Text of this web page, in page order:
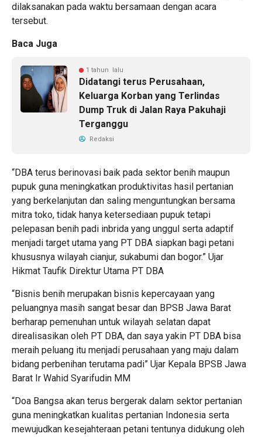
dilaksanakan pada waktu bersamaan dengan acara
tersebut.
Baca Juga
1 tahun lalu
Didatangi terus Perusahaan,
Keluarga Korban yang Terlindas
Dump Truk di Jalan Raya Pakuhaji
Terganggu
Redaksi
“DBA terus berinovasi baik pada sektor benih maupun
pupuk guna meningkatkan produktivitas hasil pertanian
yang berkelanjutan dan saling menguntungkan bersama
mitra toko, tidak hanya ketersediaan pupuk tetapi
pelepasan benih padi inbrida yang unggul serta adaptif
menjadi target utama yang PT DBA siapkan bagi petani
khususnya wilayah cianjur, sukabumi dan bogor.” Ujar
Hikmat Taufik Direktur Utama PT DBA
“Bisnis benih merupakan bisnis kepercayaan yang
peluangnya masih sangat besar dan BPSB Jawa Barat
berharap pemenuhan untuk wilayah selatan dapat
direalisasikan oleh PT DBA, dan saya yakin PT DBA bisa
meraih peluang itu menjadi perusahaan yang maju dalam
bidang perbenihan terutama padi” Ujar Kepala BPSB Jawa
Barat Ir Wahid Syarifudin MM
“Doa Bangsa akan terus bergerak dalam sektor pertanian
guna meningkatkan kualitas pertanian Indonesia serta
mewujudkan kesejahteraan petani tentunya didukung oleh